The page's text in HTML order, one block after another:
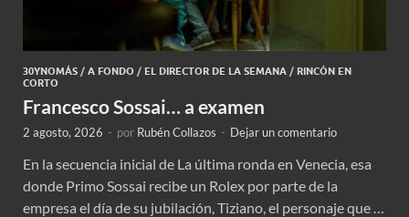
30YNOMÁS / A FONDO / EL DIRECTOR DE LA SEMANA / RINCÓN EN
CORTO
Francesco Sossai… a examen
2 agosto, 2026 - por Rubén Collazos - Dejar un comentario
En la secuencia inicial de La última ronda en Venecia, esa
donde Primo Sossai recibe un Rolex por parte de la
empresa el día de su jubilación, Tiziano, el personaje que …